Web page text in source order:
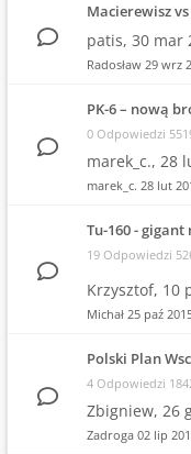
Macierewisz
patis, 30 mar
Radosław 29 wrz
PK-6 – nową
0 Odpowiedzi
marek_c., 28
marek_c. 28 lut
Tu-160 - gigant
19 Odpowiedzi
Krzysztof, 10
Michał 25 paź
Polski Plan
4 Odpowiedzi
Zbigniew, 26
Zadroga 02 lip